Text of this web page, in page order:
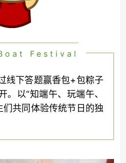
Festival
线下答题赢香包+包粽子
。以“知端午、玩端午、
们共同体验传统节日的独